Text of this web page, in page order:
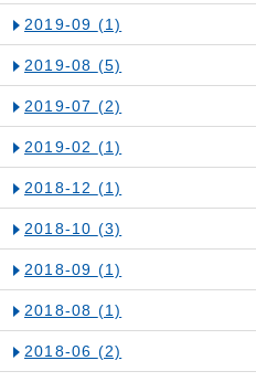
2019-09 (1)
2019-08 (5)
2019-07 (2)
2019-02 (1)
2018-12 (1)
2018-10 (3)
2018-09 (1)
2018-08 (1)
2018-06 (2)